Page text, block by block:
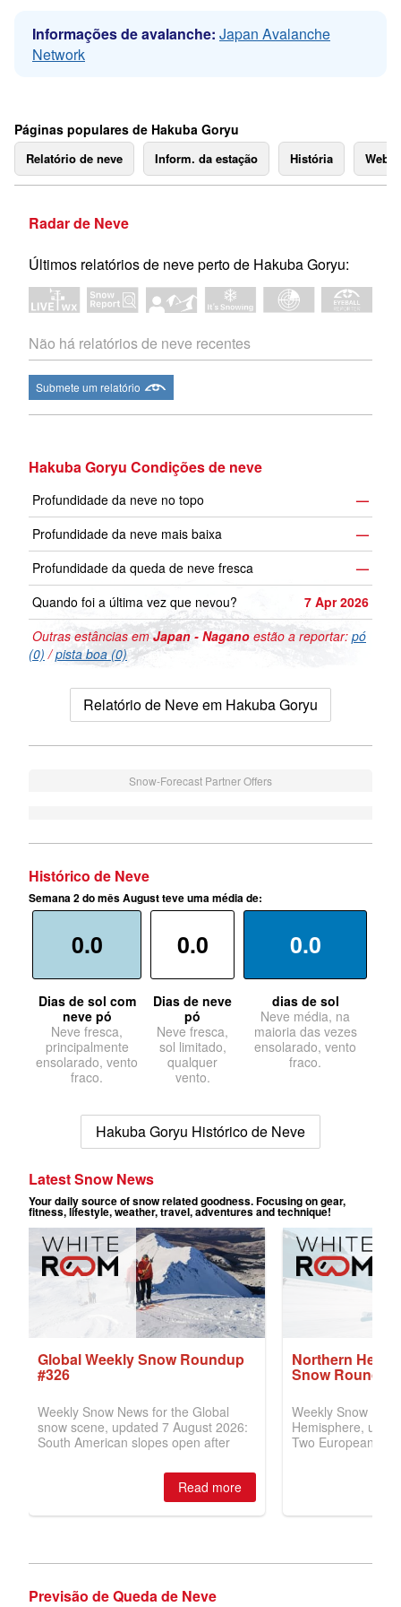
Informações de avalanche: Japan Avalanche
Network
Páginas populares de Hakuba Goryu
Relatório de neve Inform. da estação História
Radar de Neve
Últimos relatórios de neve perto de Hakuba Goryu:
Não há relatórios de neve recentes
Submete um relatório
Hakuba Goryu Condições de neve
Profundidade da neve no topo
—
Profundidade da neve mais baixa
—
Profundidade da queda de neve fresca
—
Quando foi a última vez que nevou?
7 Apr 2026
Outras estâncias emJapan - Nagano estão a reportar: pó
(0) /pista boa (0)
Relatório de Neve em Hakuba Goryu
Snow-Forecast Partner Offers
Histórico de Neve
Semana 2 do mês August teve uma média de:
0.0
Dias de sol com
neve pó
Neve fresca,
principalmente
ensolarado, vento
fraco.
0.0
Dias de neve
pó
Neve fresca,
sol limitado,
qualquer
vento.
0.0
dias de sol
Neve média, na
maioria das vezes
ensolarado, vento
fraco.
Hakuba Goryu Histórico de Neve
Previsão de Queda de Neve